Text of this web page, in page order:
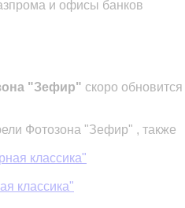
и офисы банков
"Зефир" скоро обновится
Фотозона "Зефир" , также
классика"